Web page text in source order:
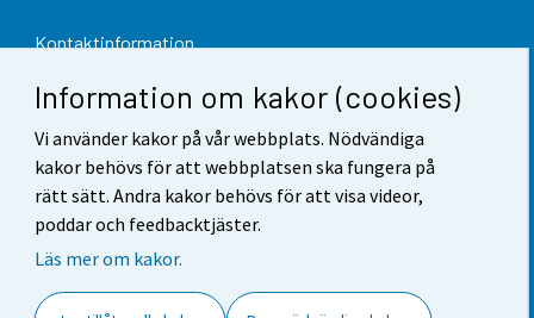
Information om kakor (cookies)
Vi använder kakor på vår webbplats. Nödvändiga
kakor behövs för att webbplatsen ska fungera på
rätt sätt. Andra kakor behövs för att visa videor,
poddar och feedbacktjäster.
Läs mer om kakor.
Kontaktinformation
Respons
Användarvillkor
Dataskydd
Tillgänglighet